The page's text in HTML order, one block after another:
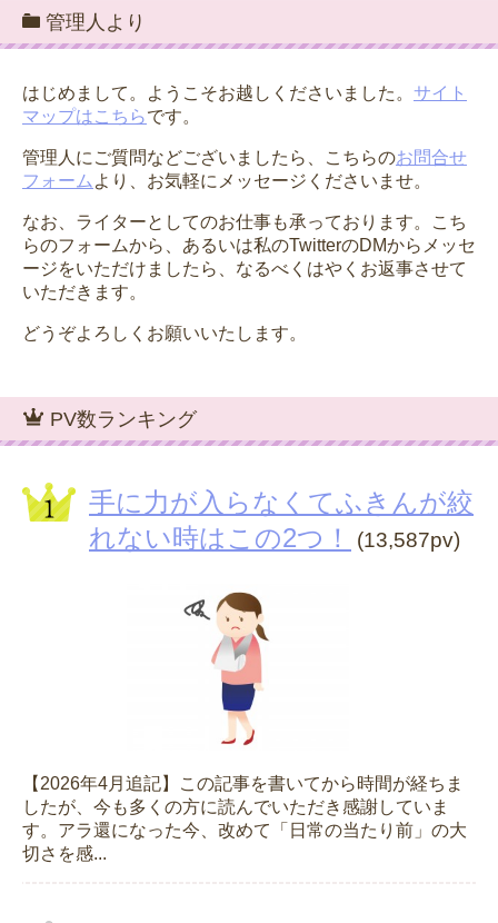
管理人より
はじめまして。ようこそお越しくださいました。 サイト
マップはこちらです。
管理人にご質問などございましたら、こちらのお問合せ
フォーム より、お気軽にメッセージくださいませ。
なお、ライターとしてのお仕事も承っております。こち
らのフォームから、あるいは私のTwitterのDMからメッセ
ージをいただけましたら、なるべくはやくお返事させて
いただきます。
どうぞよろしくお願いいたします。
PV数ランキング
手に力が入らなくてふきんが絞
れない時はこの2つ！
(13,587pv)
【2026年4月追記】この記事を書いてから時間が経ちま
したが、今も多くの方に読んでいただき感謝していま
す。アラ還になった今、改めて「日常の当たり前」の大
切さを感...